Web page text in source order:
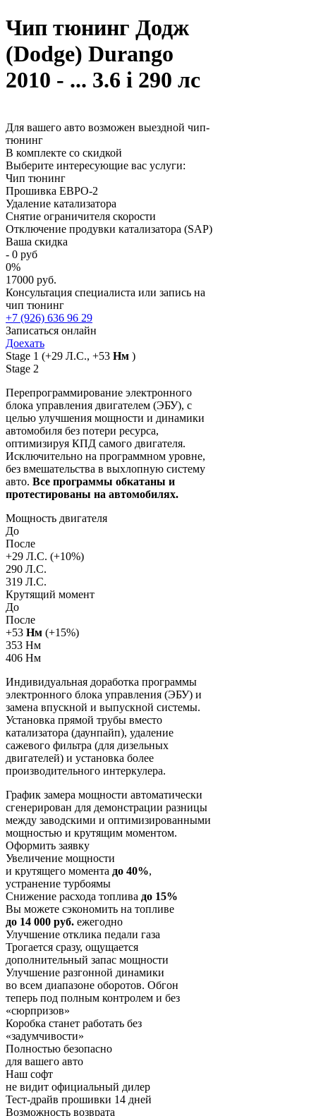
Чип тюнинг Додж
(Dodge) Durango
2010 - ... 3.6 i 290 лс
Для вашего авто возможен выездной чип-
тюнинг
В комплекте со скидкой
Выберите интересующие вас услуги:
Чип тюнинг
Прошивка ЕВРО-2
Удаление катализатора
Снятие ограничителя скорости
Отключение продувки катализатора (SAP)
Ваша скидка
- 0 руб
0%
17000 руб.
Консультация специалиста или запись на
чип тюнинг
+7 (926) 636 96 29
Записаться онлайн
Доехать
Stage 1 (+29 Л.С., +53 Нм )
Stage 2
Перепрограммирование электронного
блока управления двигателем (ЭБУ), с
целью улучшения мощности и динамики
автомобиля без потери ресурса,
оптимизируя КПД самого двигателя.
Исключительно на программном уровне,
без вмешательства в выхлопную систему
авто. Все программы обкатаны и
протестированы на автомобилях.
Мощность двигателя
До
После
+29 Л.С. (+10%)
290 Л.С.
319 Л.С.
Крутящий момент
До
После
+53 Нм (+15%)
353 Нм
406 Нм
Индивидуальная доработка программы
электронного блока управления (ЭБУ) и
замена впускной и выпускной системы.
Установка прямой трубы вместо
катализатора (даунпайп), удаление
сажевого фильтра (для дизельных
двигателей) и установка более
производительного интеркулера.
График замера мощности автоматически
сгенерирован для демонстрации разницы
между заводскими и оптимизированными
мощностью и крутящим моментом.
Оформить заявку
Увеличение мощности
и крутящего момента до 40%,
устранение турбоямы
Снижение расхода топлива до 15%
Вы можете сэкономить на топливе
до 14 000 руб. ежегодно
Улучшение отклика педали газа
Трогается сразу, ощущается
дополнительный запас мощности
Улучшение разгонной динамики
во всем диапазоне оборотов. Обгон
теперь под полным контролем и без
«сюрпризов»
Коробка станет работать без
«задумчивости»
Полностью безопасно
для вашего авто
Наш софт
не видит официальный дилер
Тест-драйв прошивки 14 дней
Возможность возврата